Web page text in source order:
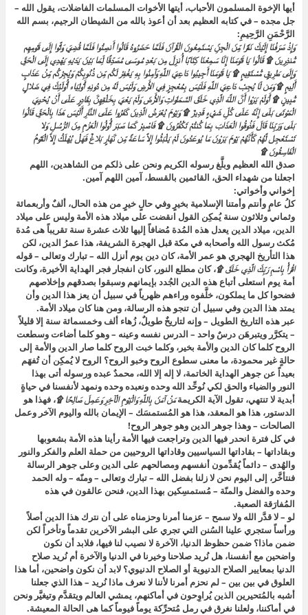
أيها الإخوة المسلمون الأحباب، أيتها الأخوات المسلمات الفاضلات، يقول الله –
جل مجده – في كتابه العظيم بعد أن أعوذ بالله من الشيطان الرجيم، بسم الله
الرَّحْمَنِ الرَّحِيمِ:
وَإِذْ صَرَفْنَا إِلَيْكَ نَفَرًا مِّنَ الْجِنِّ يَسْتَمِعُونَ الْقُرْآنَ فَلَمَّا حَضَرُوهُ قَالُوا أَنصِتُوا فَلَمَّا قُضِيَ وَلَّوْا إِلَى قَوْمِهِم
مُّنذِرِينَ ۩ قَالُوا يَا قَوْمَنَا إِنَّا سَمِعْنَا كِتَابًا أُنزِلَ مِن بَعْدِ مُوسَى مُصَدِّقًا لِّمَا بَيْنَ يَدَيْهِ يَهْدِي إِلَى الْحَقِّ
وَإِلَى طَرِيقٍ مُّسْتَقِيمٍ ۩ يَا قَوْمَنَا أَجِيبُوا دَاعِيَ اللَّهِ وَآمِنُوا بِهِ يَغْفِرْ لَكُم مِّن ذُنُوبِكُمْ وَيُجِرْكُم مِّنْ عَذَابٍ
أَلِيمٍ ۩ وَمَن لّا يُجِبْ دَاعِيَ اللَّهِ فَلَيْسَ بِمُعْجِزٍ فِي الأَرْضِ وَلَيْسَ لَهُ مِن دُونِهِ أَوْلِيَاء أُوْلَئِكَ فِي ضَلالٍ
مُّبِينٍ ۩ أَوَلَمْ يَرَوْا أَنَّ اللَّهَ الَّذِي خَلَقَ السَّمَاوَاتِ وَالأَرْضَ وَلَمْ يَعْيَ بِخَلْقِهِنَّ بِقَادِرٍ عَلَى أَنْ يُحْيِيَ
الْمَوْتَى بَلَى إِنَّهُ عَلَى كُلِّ شَيْءٍ قَدِيرٌ ۩ وَيَوْمَ يُعْرَضُ الَّذِينَ كَفَرُوا عَلَى النَّارِ أَلَيْسَ هَذَا بِالْحَقِّ قَالُوا
بَلَى وَرَبِّنَا قَالَ فَذُوقُوا الْعَذَابَ بِمَا كُنتُمْ تَكْفُرُونَ ۩ فَاصْبِرْ كَمَا صَبَرَ أُوْلُوا الْعَزْمِ مِنَ الرُّسُلِ وَلا
تَسْتَعْجِل لَّهُمْ كَأَنَّهُمْ يَوْمَ يَرَوْنَ مَا يُوعَدُونَ لَمْ يَلْبَثُوا إِلاَّ سَاعَةً مِّن نَّهَارٍ بَلاغٌ فَهَلْ يُهْلَكُ إِلاَّ الْقَوْمُ
الْفَاسِقُونَ ۩
صدق الله العظيم وبلَّغ رسوله الكريم ونحن على ذلكم من الشاهدين، اللهم
اجعلنا من شهداء الحق، القائمين بالقسط، آمين اللهم آمين.
إخواني وأخواتي:
كلُ عامٍ وأنتم وأمتنا الإسلامية بخيرٍ وفي حالٍ خيرٍ من هذه الحال، ألفٌ وأربعمائة
وثماني وثلاثون سنة يُمكِن القول انقضت على ميلاد هذه الأمة وليس على ميلاد
الدين، ميلاد الدين يعدل هذه المُدة مُضافاً إليها ثلاث عشرة سنة تقريباً هى مُدة
مُكث رسول الله وأصحابه في مكة قبل الهجرة الشريفة، هذا عمرُ الدين، لكن
هذا التأريخ الهجري هو عمر الأمة، كان دين يوم أنزل الله – تبارك وتعالى – قوله
اقْرَأْ بِاسْمِ رَبِّكَ الَّذِي خَلَقَ ۩، كان مطلع النور، كان انفجار فجر الهداية الأخيرة، وكانت
أمة يوم استعلى أتباع هذه الدين الجُدد بإيمانهم وسبقوا بصدقهم وإخلاصهم
فضحوا كل ما يملكون، خلَّفوه وراءهم ظهرياً في سبيل أن يعز هذا الدين وأن
يمتد هذا الدين وفي سبيل أن تنجو هذه الرسالة، ومن هنا كان ميلاد الأمة.
عبر هذه التاريخ الطويل – وإنه لتاريخٌ طويلٌ، زُهاء ألف وخمسمائة سنة إلا قليلاً
– يتكرَّر ويتبرهَن درسٌ واحد – الدرس نفسه وعينه – وهو كلما أضاءت وسطعت
الروح كلما كان الدين والأمة بخير، وكلما خبت الروح كلما صار الدين والأمة إلى
حالةٍ غير محمودة، ما معنى سطوع الروح وخبو الروح؟ الروح لا يُمكِن أن تُفهَم
بعيداً عن جوهر الهداية الخاتمة، لا إله إلا الله، محمدٌ عبده ورسوله أتى بهذا
النور والضياء والحق لكي نُوحِّد الله وحده ونعبده وحده ونمهد لأنفسنا في حياةٍ
أبدية لا تنتهي، تقول الآية الكريمةمَنْ آمَنَ بِاللَّهِ وَالْيَوْمِ الْآخِرِ وَعَمِلَ صَالِحًا ۩، فهذا هو
الدستور، هذا هو المعقد، هذا هو المُستمسَك – الإيمان بالله واليوم الآخر وعمل
الصالحات – وهذا جوهر الدين وهو جوهر الروح!
في كل فترة انحدر فيها الدين وتراجعت فيها الأمة رأينا هذه الأمة بشعوبها
وبقاداتها – بقاداتها السياسيين وقاداتها الروحيين من حملة العلم والفكر والنور
والهُدى – دائماً يُقدِّمون أنفسهم ومصالحهم على الدين وعلى جوهر الرسالة
فنتأخَّر، إلى اليوم نحن لا زلنا بفضل الله – تبارك وتعالى – ومنّه – وله الحمد
وحده والفضل والمنّة – مُستمسِكين بهذا الدين، فنحن عالقون في هذه
المُفارَقة الصعبة.
لو – لا قدَّر الله ولا سمح – عزمنا أمرنا وحزمناه على أن نترك هذا الدين أصلاً
ورأساً ستجري علينا السُنن التي تجري على البشر الآخرين تقدماً وتأخراً لكن
ضمن ماذا؟ ضمن حظوظ الدنيا، الآخرة لا نصيب لنا فيها، فلابد أن نكون
واضحين مع أنفسنا، هل نُريد صلاحنا وخيرنا في الدنيا والآخرة أم نُريد صلاح
الدنيا بمعايير الصلاح الدنيوية أو الصلاح الدنيوي؟ لابد أن نكون واضحين، أما هذا
العلوق في بين بين – لم نحزم أمرنا لأننا لا نعرف ماذا نُريد – هذا الذي جعلنا
أشبه بالمُتحيرين الذين يُراوِحون في أماكنهم، يمشي العالم ويتقدَّم وتيغيَّر ونحن
في أماكننا، ولعلنا نغرق في رمل مُتحرِّكة يوماً فيوماً كما هى الحالة المعيشة.